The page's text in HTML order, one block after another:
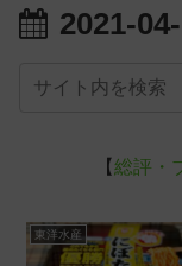
2021-
【総評・
東洋水産